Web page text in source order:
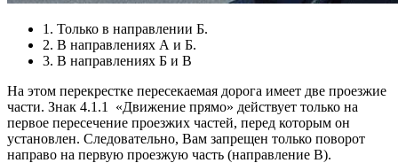
1. Только в направлении Б.
2. В направлениях А и Б.
3. В направлениях Б и В
На этом перекрестке пересекаемая дорога имеет две проезжие
части. Знак 4.1.1
«Движение прямо» действует только на
первое пересечение проезжих частей, перед которым он
установлен. Следовательно, Вам запрещен только поворот
направо на первую проезжую часть (направление В).